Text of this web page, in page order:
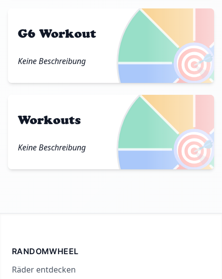
🎯
G6 Workout
Keine Beschreibung
🎯
Workouts
Keine Beschreibung
RANDOMWHEEL
Räder entdecken